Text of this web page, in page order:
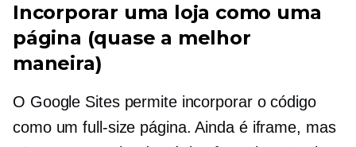
Incorporar uma loja como uma
página (quase a melhor
maneira)
O Google Sites permite incorporar o código
como umfull-size página. Ainda é iframe, mas